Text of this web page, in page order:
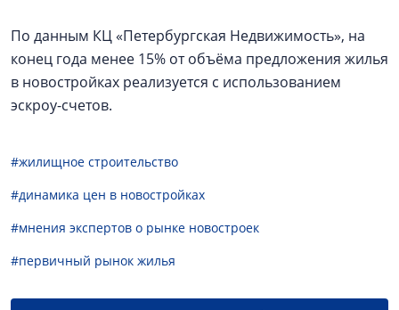
По данным КЦ «Петербургская Недвижимость», на
конец года менее 15% от объёма предложения жилья
в новостройках реализуется с использованием
эскроу-счетов.
#жилищное строительство
#динамика цен в новостройках
#мнения экспертов о рынке новостроек
#первичный рынок жилья